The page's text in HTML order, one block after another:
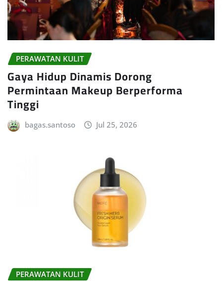
PERAWATAN KULIT
Gaya Hidup Dinamis Dorong
Permintaan Makeup Berperforma
Tinggi
bagas.santoso Jul 25, 2026
PERAWATAN KULIT